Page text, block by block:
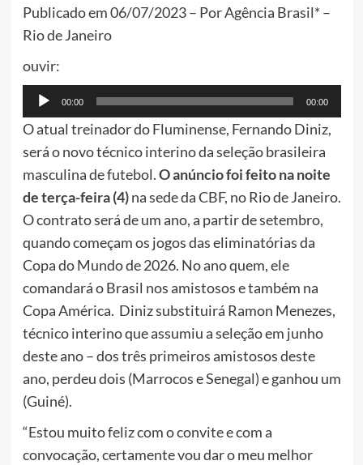
Publicado em 06/07/2023 – Por Agência Brasil* –
Rio de Janeiro
ouvir:
Tocador
de
00:00 00:00
O atual treinador do Fluminense, Fernando Diniz,
será o novo técnico interino da seleção brasileira
masculina de futebol.O anúncio foi feito na noite
de terça-feira (4)na sede da CBF, no Rio de Janeiro.
O contrato será de um ano, a partir de setembro,
quando começam os jogos das eliminatórias da
Copa do Mundo de 2026. No ano quem, ele
comandará o Brasil nos amistosos e também na
Copa América. Diniz substituirá Ramon Menezes,
técnico interino que assumiu a seleção em junho
deste ano – dos três primeiros amistosos deste
ano, perdeu dois (Marrocos e Senegal) e ganhou um
(Guiné).
“Estou muito feliz com o convite e com a
convocação, certamente vou dar o meu melhor